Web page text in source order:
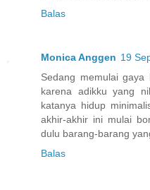
Balas
Monica Anggen 19
Sedang memulai
karena adikku yang
katanya hidup
akhir-akhir ini mulai
dulu barang-barang
Balas